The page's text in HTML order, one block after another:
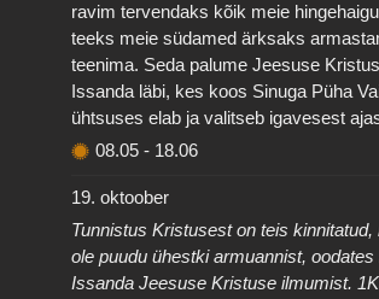
ravim tervendaks kõik meie
teeks meie südamed ärksaks
teenima. Seda palume Jeesuse
Issanda läbi, kes koos Sinuga Püha
ühtsuses elab ja valitseb igavesest
08.05 - 18.06
19. oktoober
Tunnistus Kristusest on teis kinnitatud,
ole puudu ühestki armuannist, oodates
Issanda Jeesuse Kristuse ilmumist.